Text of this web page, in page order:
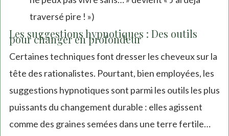
traversé pire ! »)
Les suggestions hypnotiques : Des outils
pour changer en profondeur
Certaines techniques font dresser les cheveux sur la
tête des rationalistes. Pourtant, bien employées, les
suggestions hypnotiques sont parmi les outils les plus
puissants du changement durable : elles agissent
comme des graines semées dans une terre fertile…